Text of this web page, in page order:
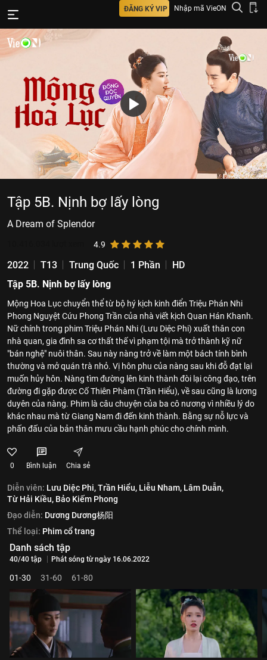
ĐĂNG KÝ VIP Nhập mã VieON
Tập 5B. Nịnh bợ lấy lòng
A Dream of Splendor
4.9
2022 T13 Trung Quốc 1 Phần
HD
Tập 5B. Nịnh bợ lấy lòng
Mộng Hoa Lục chuyển thể từ bộ hý kịch kinh điển Triệu Phán Nhi
Phong Nguyệt Cứu Phong Trần của nhà viết kịch Quan Hán Khanh.
Nữ chính trong phim Triệu Phán Nhi (Lưu Diệc Phi) xuất thân con
nhà quan, gia đình sa cơ thất thế vì phạm tội mà trở thành kỹ nữ
"bán nghệ" nuôi thân. Sau này nàng trở về làm một bách tính bình
thường và mở quán trà nhỏ. Vị hôn phu của nàng sau khi đỗ đạt lại
muốn hủy hôn. Nàng tìm đường lên kinh thành đòi lại công đạo, trên
đường đi gặp được Cố Thiên Phàm (Trần Hiểu), về sau cũng là lương
duyên của nàng. Phim là câu chuyện của ba cô nương vì nhiều lý do
khác nhau mà từ Giang Nam đi đến kinh thành. Bằng sự nỗ lực và
phấn đấu của bản thân mưu cầu hạnh phúc cho chính mình.
0 Bình luận Chia sẻ
Diễn viên: Lưu Diệc Phi,Trần Hiểu, Liễu Nham, Lâm Duẫn,
Từ Hải Kiều, Bảo Kiếm Phong
Đạo diễn: Dương Dương杨阳
Thể loại: Phim cổ trang
Danh sách tập
40/40 tập Phát sóng từ ngày 16.06.2022
01-30 31-60 61-80